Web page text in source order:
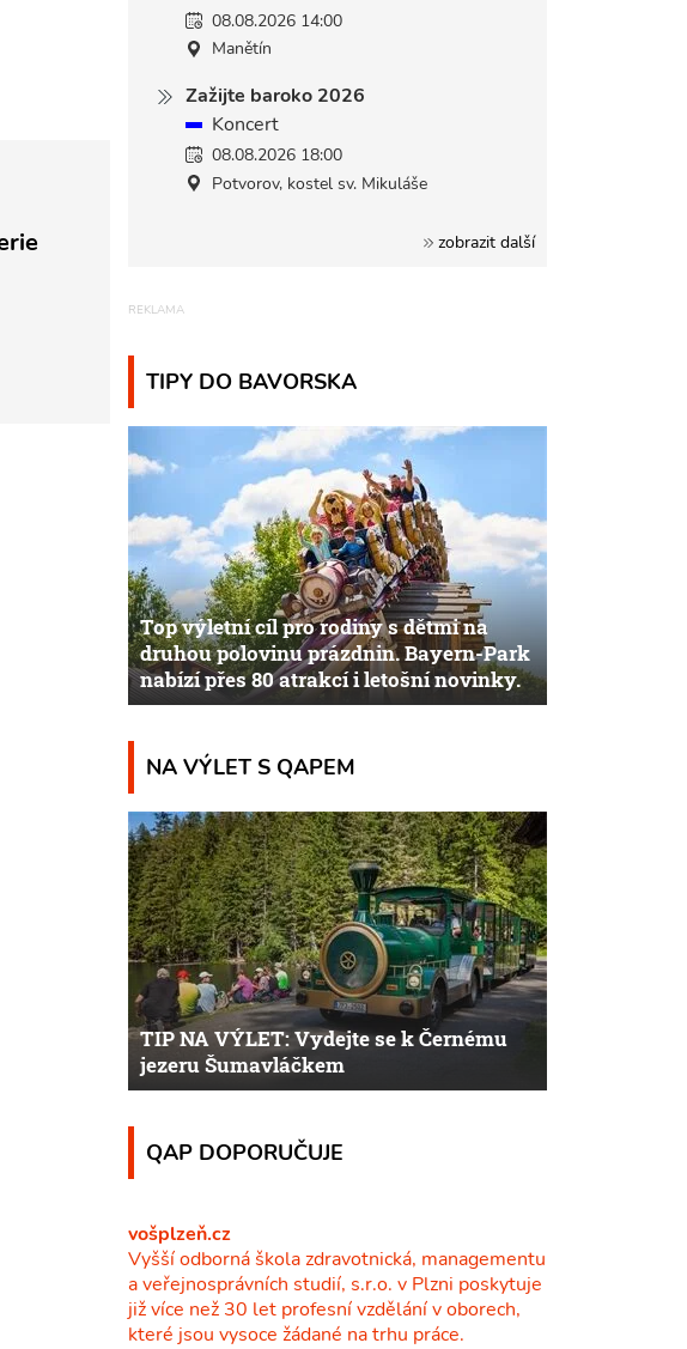
08.08.2026 14:00
Manětín
Zažijte baroko 2026
Koncert
08.08.2026 18:00
Potvorov, kostel sv. Mikuláše
zobrazit další
TIPY DO BAVORSKA
Top výletní cíl pro rodiny s dětmi na
druhou polovinu prázdnin. Bayern-Park
nabízí přes 80 atrakcí i letošní novinky.
NA VÝLET S QAPEM
TIP NA VÝLET: Vydejte se k Černému
jezeru Šumavláčkem
QAP DOPORUČUJE
vošplzeň.cz
Vyšší odborná škola zdravotnická, managementu
a veřejnosprávních studií, s.r.o. v Plzni poskytuje
již více než 30 let profesní vzdělání v oborech,
které jsou vysoce žádané na trhu práce.